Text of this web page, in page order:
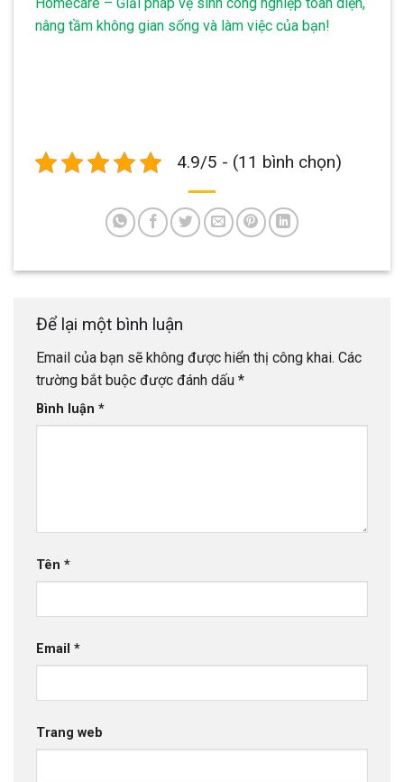
nâng tầm không gian sống và làm việc của bạn!
4.9/5 - (11 bình chọn)
Để lại một bình luận
Email của bạn sẽ không được hiển thị công khai. Các
trường bắt buộc được đánh dấu *
Bình luận *
Tên *
Email *
Trang web